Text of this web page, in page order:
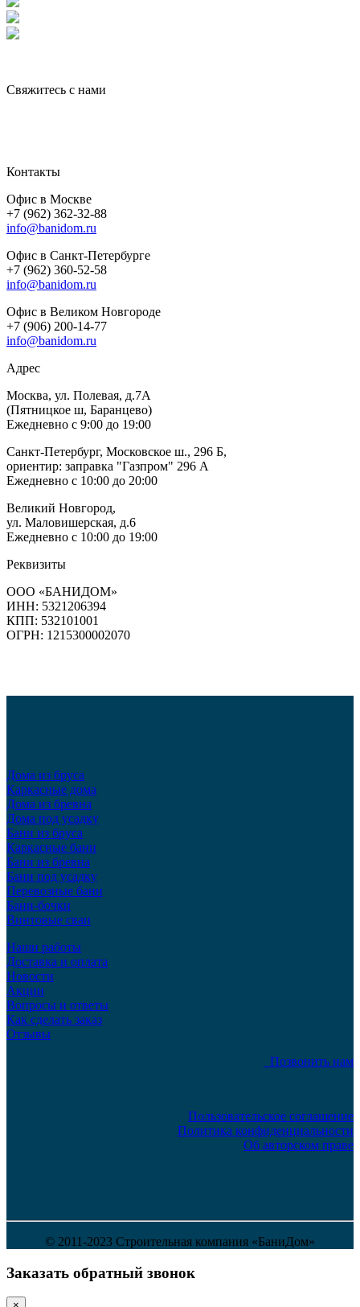
Свяжитесь с нами
Контакты
Офис в Москве
+7 (962) 362-32-88
info@banidom.ru
Офис в Санкт-Петербурге
+7 (962) 360-52-58
info@banidom.ru
Офис в Великом Новгороде
+7 (906) 200-14-77
info@banidom.ru
Адрес
Москва, ул. Полевая, д.7А
(Пятницкое ш, Баранцево)
Ежедневно с 9:00 до 19:00
Санкт-Петербург, Московское ш., 296 Б,
ориентир: заправка "Газпром" 296 А
Ежедневно с 10:00 до 20:00
Великий Новгород,
ул. Маловишерская, д.6
Ежедневно с 10:00 до 19:00
Реквизиты
ООО «БАНИДОМ»
ИНН: 5321206394
КПП: 532101001
ОГРН: 1215300002070
Дома из бруса
Каркасные дома
Дома из бревна
Дома под усадку
Бани из бруса
Каркасные бани
Бани из бревна
Бани под усадку
Перевозные бани
Бани-бочки
Винтовые сваи
Наши работы
Доставка и оплата
Новости
Акции
Вопросы и ответы
Как сделать заказ
Отзывы
Позвонить нам
Пользовательское соглашение
Политика конфиденциальности
Об авторском праве
© 2011-2023 Строительная компания «БаниДом»
Заказать обратный звонок